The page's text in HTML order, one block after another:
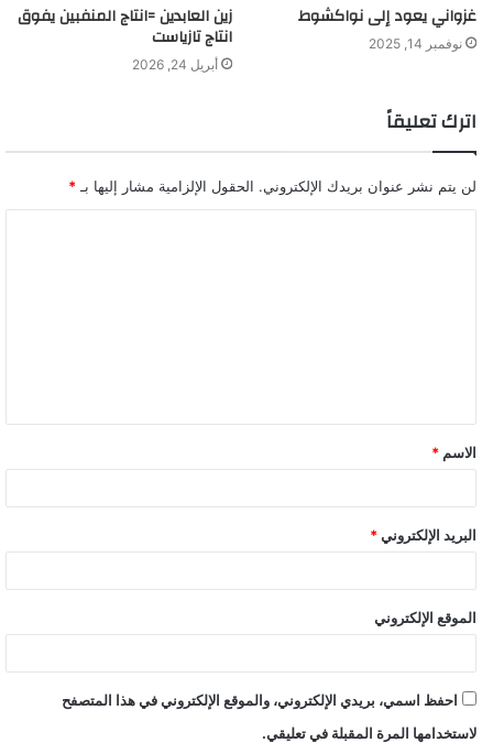
غزواني يعود إلى نواكشوط
نوفمبر 14, 2025
زين العابدين =انتاج المنفبين يفوق
انتاج تازياست
أبريل 24, 2026
اترك تعليقاً
لن يتم نشر عنوان بريدك الإلكتروني. الحقول الإلزامية مشار إليها بـ *
ق
*
الاسم *
البريد الإلكتروني *
الموقع الإلكتروني
احفظ اسمي، بريدي الإلكتروني، والموقع الإلكتروني في هذا المتصفح
لاستخدامها المرة المقبلة في تعليقي.